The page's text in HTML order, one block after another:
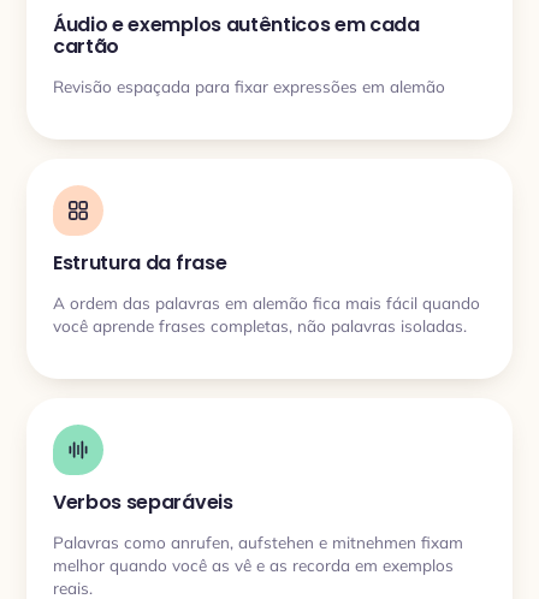
Áudio e exemplos autênticos em cada
cartão
Revisão espaçada para fixar expressões em alemão
Estrutura da frase
A ordem das palavras em alemão fica mais fácil quando
você aprende frases completas, não palavras isoladas.
Verbos separáveis
Palavras como anrufen, aufstehen e mitnehmen fixam
melhor quando você as vê e as recorda em exemplos
reais.